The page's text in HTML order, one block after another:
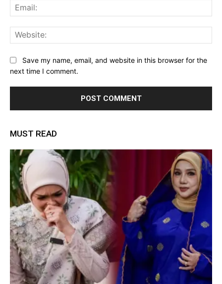
Save my name, email, and website in this browser for the
next time I comment.
MUST READ